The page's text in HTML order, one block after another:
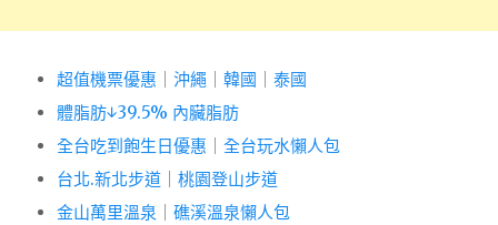
超值機票優惠 沖繩 韓國
泰國
體脂肪↓39.5% 內臟脂肪
全台吃到飽生日優惠
全台玩水懶人包
台北.新北步道
桃園登山步道
金山萬里溫泉
礁溪溫泉懶人包